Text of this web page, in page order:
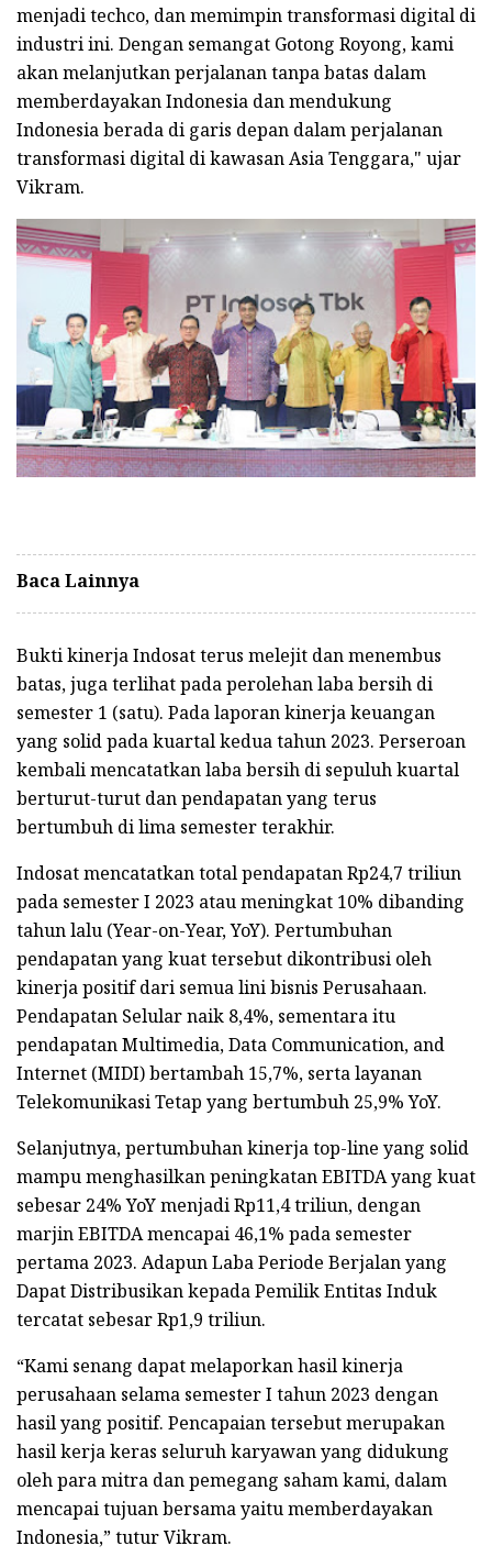
menjadi techco, dan memimpin transformasi digital di
industri ini. Dengan semangat Gotong Royong, kami
akan melanjutkan perjalanan tanpa batas dalam
memberdayakan Indonesia dan mendukung
Indonesia berada di garis depan dalam perjalanan
transformasi digital di kawasan Asia Tenggara," ujar
Vikram.
Baca Lainnya
Bukti kinerja Indosat terus melejit dan menembus
batas, juga terlihat pada perolehan laba bersih di
semester 1 (satu). Pada laporan kinerja keuangan
yang solid pada kuartal kedua tahun 2023. Perseroan
kembali mencatatkan laba bersih di sepuluh kuartal
berturut-turut dan pendapatan yang terus
bertumbuh di lima semester terakhir.
Indosat mencatatkan total pendapatan Rp24,7 triliun
pada semester I 2023 atau meningkat 10% dibanding
tahun lalu (Year-on-Year, YoY). Pertumbuhan
pendapatan yang kuat tersebut dikontribusi oleh
kinerja positif dari semua lini bisnis Perusahaan.
Pendapatan Selular naik 8,4%, sementara itu
pendapatan Multimedia, Data Communication, and
Internet (MIDI) bertambah 15,7%, serta layanan
Telekomunikasi Tetap yang bertumbuh 25,9% YoY.
Selanjutnya, pertumbuhan kinerja top-line yang solid
mampu menghasilkan peningkatan EBITDA yang kuat
sebesar 24% YoY menjadi Rp11,4 triliun, dengan
marjin EBITDA mencapai 46,1% pada semester
pertama 2023. Adapun Laba Periode Berjalan yang
Dapat Distribusikan kepada Pemilik Entitas Induk
tercatat sebesar Rp1,9 triliun.
“Kami senang dapat melaporkan hasil kinerja
perusahaan selama semester I tahun 2023 dengan
hasil yang positif. Pencapaian tersebut merupakan
hasil kerja keras seluruh karyawan yang didukung
oleh para mitra dan pemegang saham kami, dalam
mencapai tujuan bersama yaitu memberdayakan
Indonesia,” tutur Vikram.